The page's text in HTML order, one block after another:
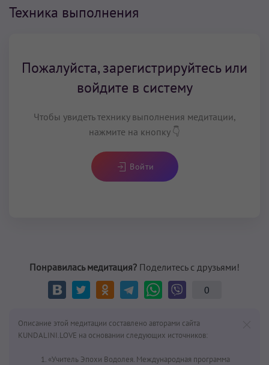
Техника выполнения
Пожалуйста, зарегистрируйтесь или
войдите в систему
Чтобы увидеть технику выполнения медитации,
нажмите на кнопку 👇
Войти
Понравилась медитация? Поделитесь с друзьями!
0
Описание этой медитации составлено авторами сайта
KUNDALINI.LOVE на основании следующих источников:
«Учитель Эпохи Водолея. Международная программа